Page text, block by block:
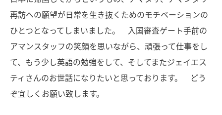
再訪への願望が日常を生き抜くためのモチベーションの
ひとつとなってしまいました。 入国審査ゲート手前の
アマンスタッフの笑顔を思いながら、頑張って仕事をし
て、もう少し英語の勉強をして、そしてまたジェイエス
ティさんのお世話になりたいと思っております。 どう
ぞ宜しくお願い致します。